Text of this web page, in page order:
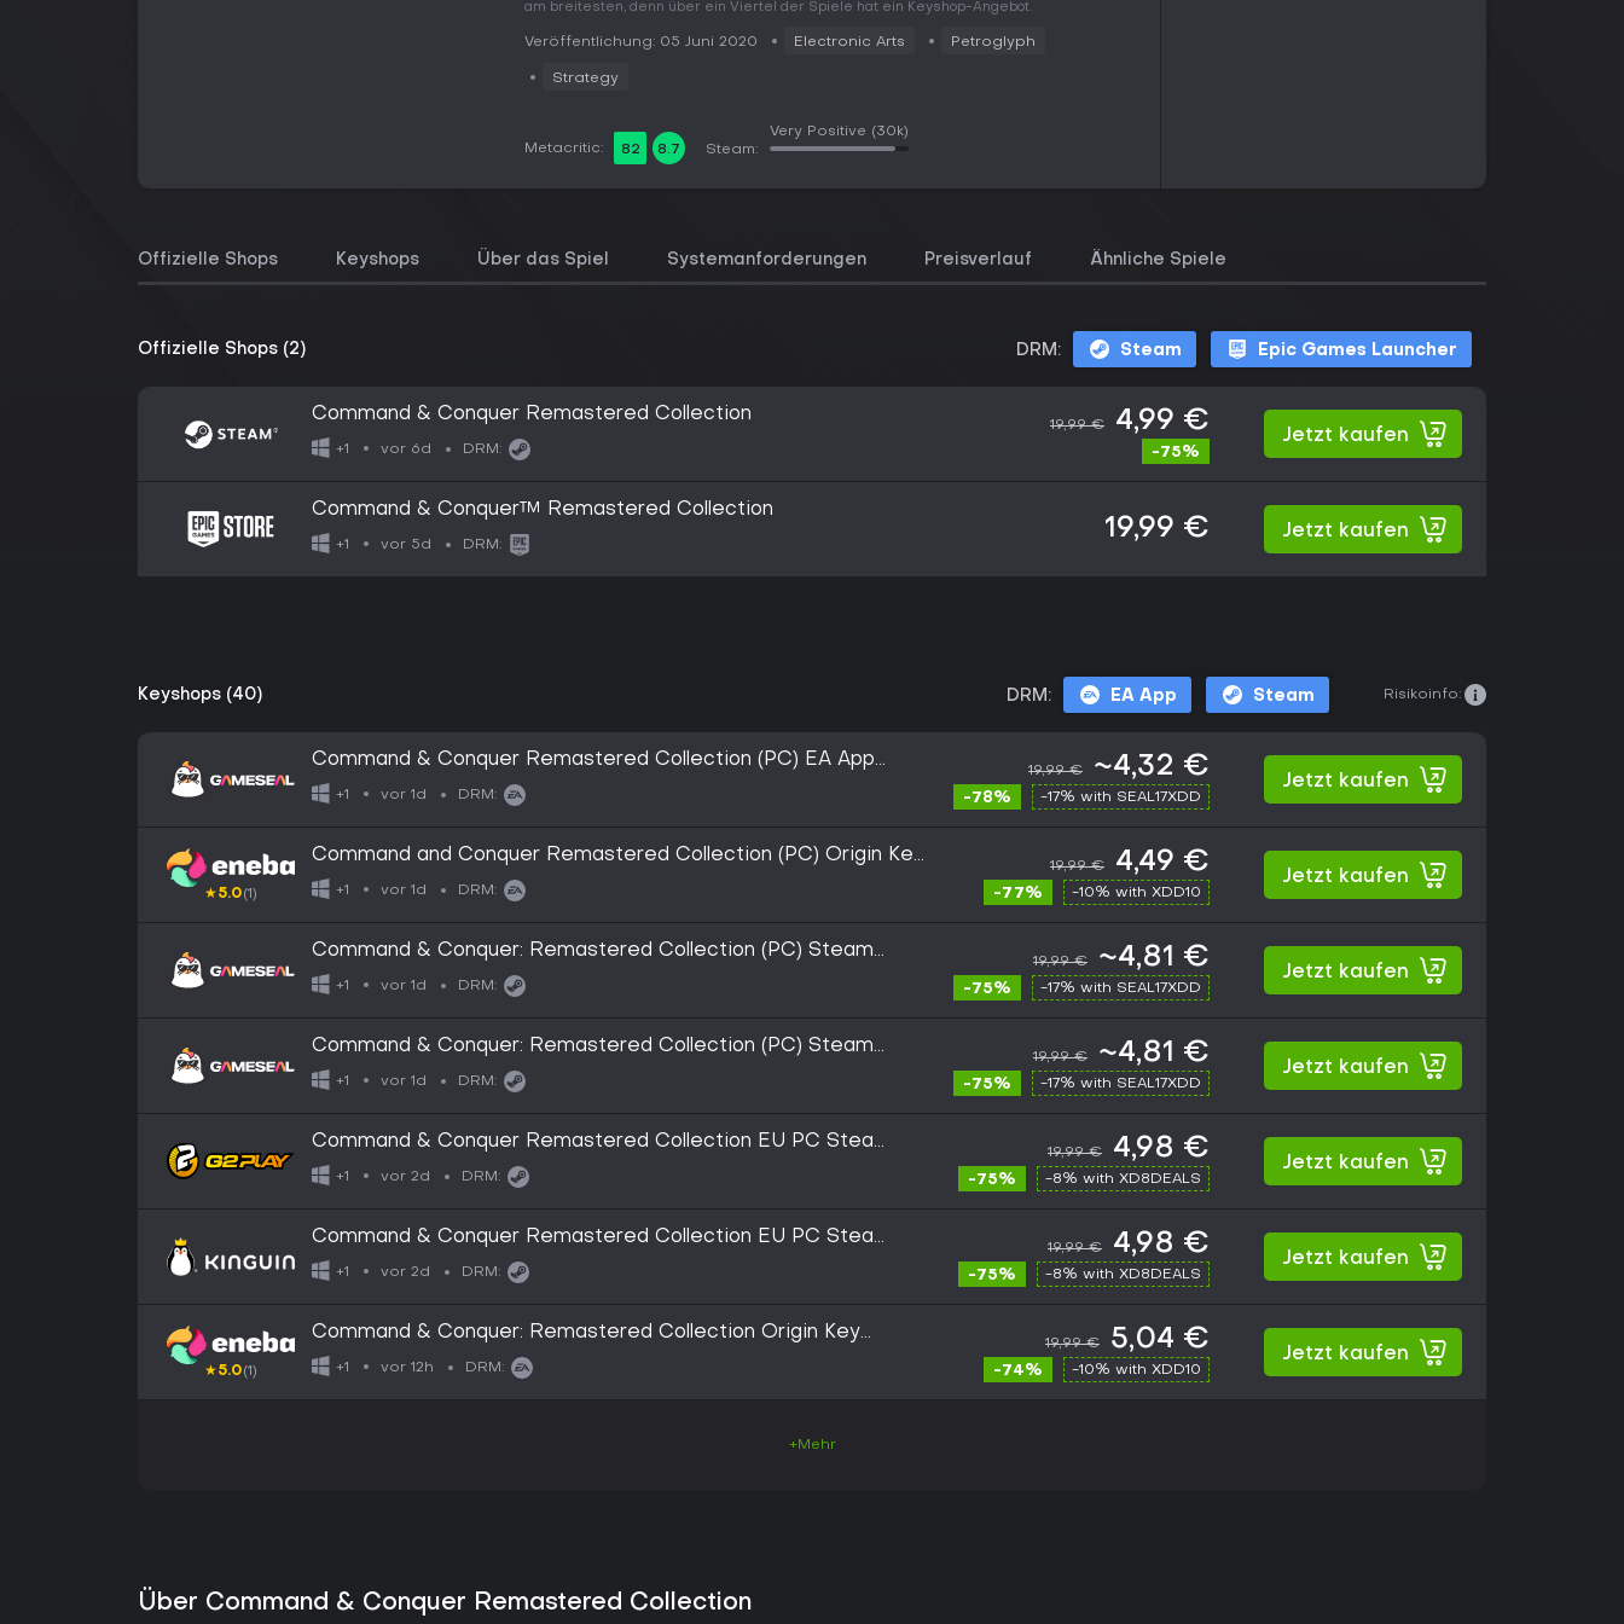
am breitesten, denn über ein Viertel der Spiele hat ein Keyshop-Angebot.
Veröffentlichung: 05 Juni 2020 Electronic Arts Petroglyph
Strategy
Metacritic: 82 8.7 Steam:
Very Positive (30k)
Offizielle Shops Keyshops Über das Spiel Systemanforderungen Preisverlauf Ähnliche Spiele
Offizielle Shops (2) DRM: Steam Epic Games Launcher
Command & Conquer Remastered Collection
+1 vor 6d DRM:
19,99 € 4,99 €
-75%
Jetzt kaufen
Command & Conquer™ Remastered Collection
+1 vor 5d DRM:
19,99 € Jetzt kaufen
Keyshops (40) DRM: EA App Steam Risikoinfo:
Command & Conquer Remastered Collection (PC) EA App
Key - GLOBAL
+1 vor 1d DRM:
19,99 € ~4,32 €
-78% -17% with SEAL17XDD
Jetzt kaufen
★5.0(1)
Command and Conquer Remastered Collection (PC) Origin Key
GLOBAL
+1 vor 1d DRM:
19,99 € 4,49 €
-77% -10% with XDD10
Jetzt kaufen
Command & Conquer: Remastered Collection (PC) Steam
Gift - EU
+1 vor 1d DRM:
19,99 € ~4,81 €
-75% -17% with SEAL17XDD
Jetzt kaufen
Command & Conquer: Remastered Collection (PC) Steam
Gift - GLOBAL
+1 vor 1d DRM:
19,99 € ~4,81 €
-75% -17% with SEAL17XDD
Jetzt kaufen
Command & Conquer Remastered Collection EU PC Steam
Altergift
+1 vor 2d DRM:
19,99 € 4,98 €
-75% -8% with XD8DEALS
Jetzt kaufen
Command & Conquer Remastered Collection EU PC Steam
Altergift
+1 vor 2d DRM:
19,99 € 4,98 €
-75% -8% with XD8DEALS
Jetzt kaufen
★5.0(1)
Command & Conquer: Remastered Collection Origin Key
GLOBAL
+1 vor 12h DRM:
19,99 € 5,04 €
-74% -10% with XDD10
Jetzt kaufen
+Mehr
Über Command & Conquer Remastered Collection